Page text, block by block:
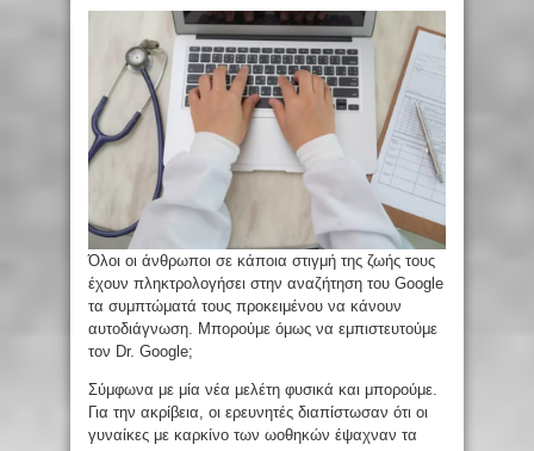
Όλοι οι άνθρωποι σε κάποια στιγμή της ζωής τους
έχουν πληκτρολογήσει στην αναζήτηση του Google
τα συμπτώματά τους προκειμένου να κάνουν
αυτοδιάγνωση. Μπορούμε όμως να εμπιστευτούμε
τον Dr. Google;
Σύμφωνα με μία νέα μελέτη φυσικά και μπορούμε.
Για την ακρίβεια, οι ερευνητές διαπίστωσαν ότι οι
γυναίκες με καρκίνο των ωοθηκών έψαχναν τα